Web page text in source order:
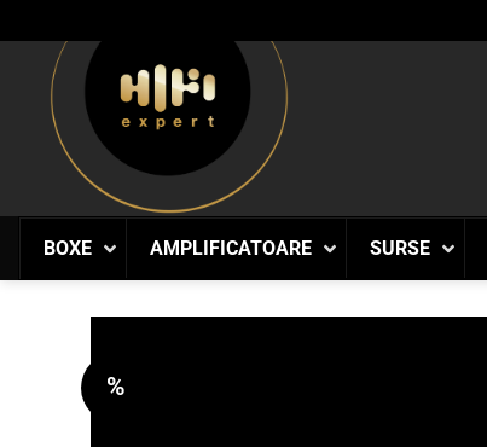
to
content
BOXE AMPLIFICATOARE SURSE
%